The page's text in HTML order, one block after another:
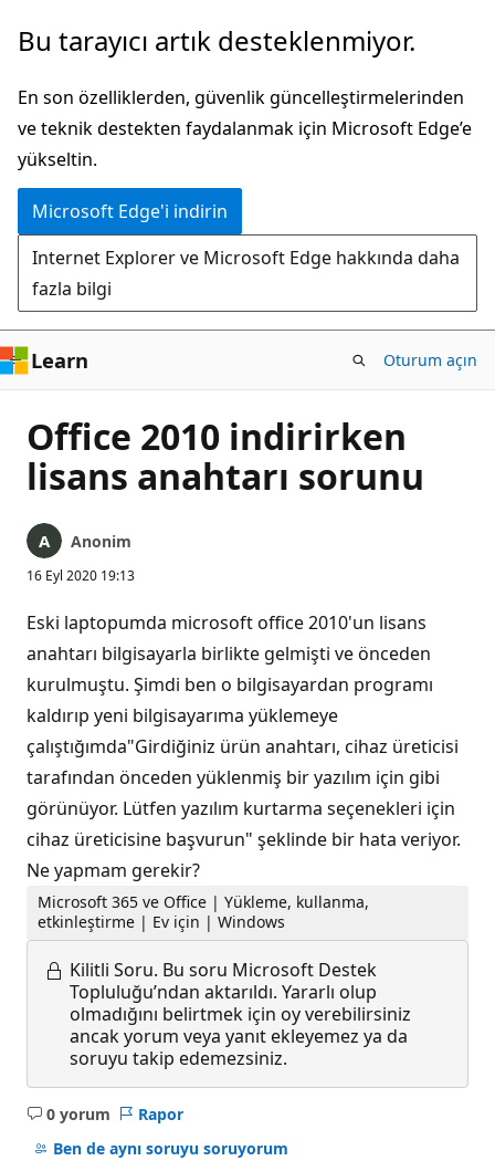
Ana
atla
Bu tarayıcı artık desteklenmiyor.
En son özelliklerden, güvenlik güncelleştirmelerinden
ve teknik destekten faydalanmak için Microsoft Edge’e
yükseltin.
Microsoft Edge'i indirin
Internet Explorer ve Microsoft Edge hakkında daha
fazla bilgi
Learn Oturum açın
Office 2010 indirirken
lisans anahtarı sorunu
Anonim
16 Eyl 2020 19:13
Eski laptopumda microsoft office 2010'un lisans
anahtarı bilgisayarla birlikte gelmişti ve önceden
kurulmuştu. Şimdi ben o bilgisayardan programı
kaldırıp yeni bilgisayarıma yüklemeye
çalıştığımda"Girdiğiniz ürün anahtarı, cihaz üreticisi
tarafından önceden yüklenmiş bir yazılım için gibi
görünüyor. Lütfen yazılım kurtarma seçenekleri için
cihaz üreticisine başvurun" şeklinde bir hata veriyor.
Ne yapmam gerekir?
Microsoft 365 ve Office | Yükleme, kullanma,
etkinleştirme | Ev için | Windows
Kilitli Soru. Bu soru Microsoft Destek
Topluluğu’ndan aktarıldı. Yararlı olup
olmadığını belirtmek için oy verebilirsiniz
ancak yorum veya yanıt ekleyemez ya da
soruyu takip edemezsiniz.
0 yorum
Açıklama
yok
Rapor
Ben de aynı soruyu soruyorum